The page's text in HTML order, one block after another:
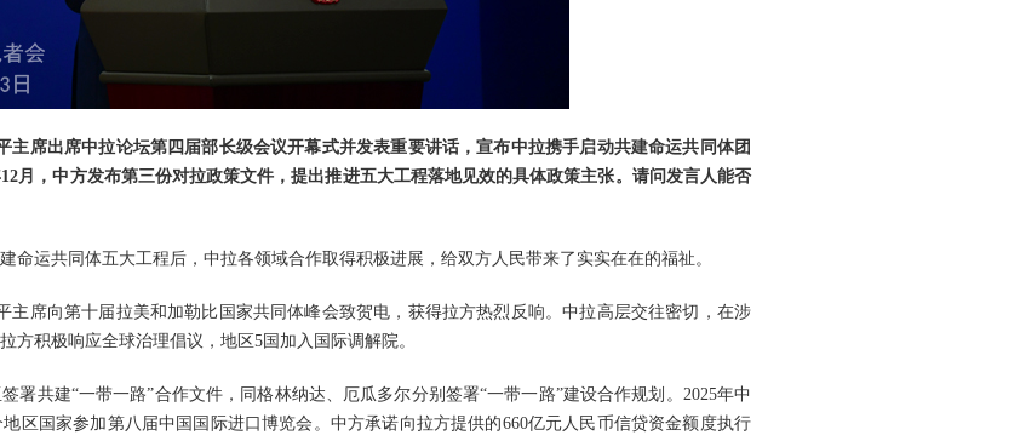
主席出席中拉论坛第四届部长级会议开幕式并发表重要讲话，宣布中拉携手启动共建命运共同体团
月，中方发布第三份对拉政策文件，提出推进五大工程落地见效的具体政策主张。请问发言人能否
命运共同体五大工程后，中拉各领域合作取得积极进展，给双方人民带来了实实在在的福祉。
主席向第十届拉美和加勒比国家共同体峰会致贺电，获得拉方热烈反响。中拉高层交往密切，在涉
方积极响应全球治理倡议，地区5国加入国际调解院。
署共建“一带一路”合作文件，同格林纳达、厄瓜多尔分别签署“一带一路”建设合作规划。2025年中
区国家参加第八届中国国际进口博览会。中方承诺向拉方提供的660亿元人民币信贷资金额度执行